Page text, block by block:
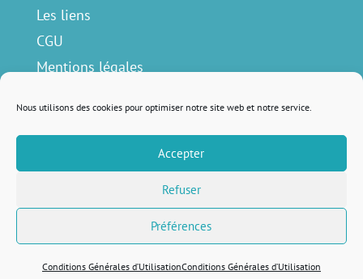
Nous utilisons des cookies pour optimiser notre site web et notre service.
Accepter
Refuser
Préférences
Conditions Générales d’UtilisationConditions Générales d’Utilisation
Les liens
CGU
Mentions légales
Remis au goût du jour avec♥ parLola Lattard